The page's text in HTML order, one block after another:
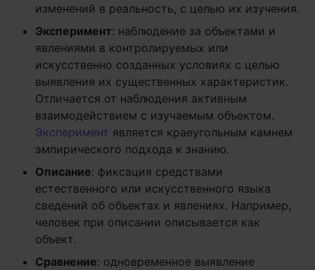
изменений в реальность, с целью их изучения.
Эксперимент: наблюдение за объектами и
явлениями в контролируемых или
искусственно созданных условиях с целью
выявления их существенных характеристик.
Отличается от наблюдения активным
взаимодействием с изучаемым объектом.
Эксперимент является краеугольным камнем
эмпирического подхода к знанию.
Описание: фиксация средствами
естественного или искусственного языка
сведений об объектах и явлениях. Например,
человек при описании описывается как
объект.
Сравнение: одновременное выявление